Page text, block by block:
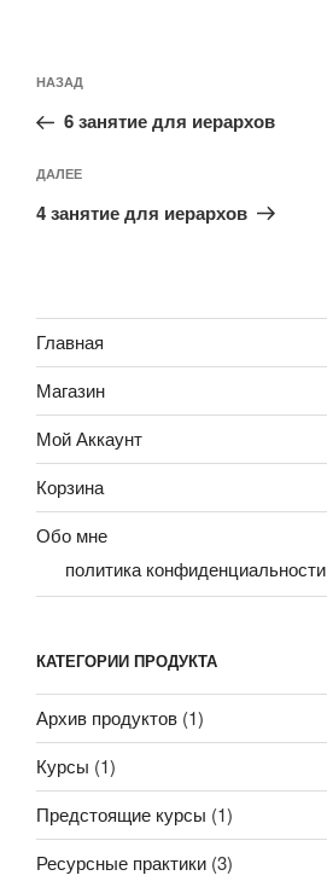
по
записям
Предыдущая
запись:
НАЗАД
6 занятие для иерархов
Следующая
запись
ДАЛЕЕ
4 занятие для иерархов
Главная
Магазин
Мой Аккаунт
Корзина
Обо мне
политика конфиденциальности
КАТЕГОРИИ ПРОДУКТА
Архив продуктов (1)
Курсы (1)
Предстоящие курсы (1)
Ресурсные практики (3)